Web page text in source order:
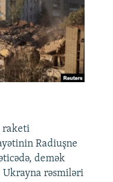
raketi
Radiuşne
demək
rəsmiləri